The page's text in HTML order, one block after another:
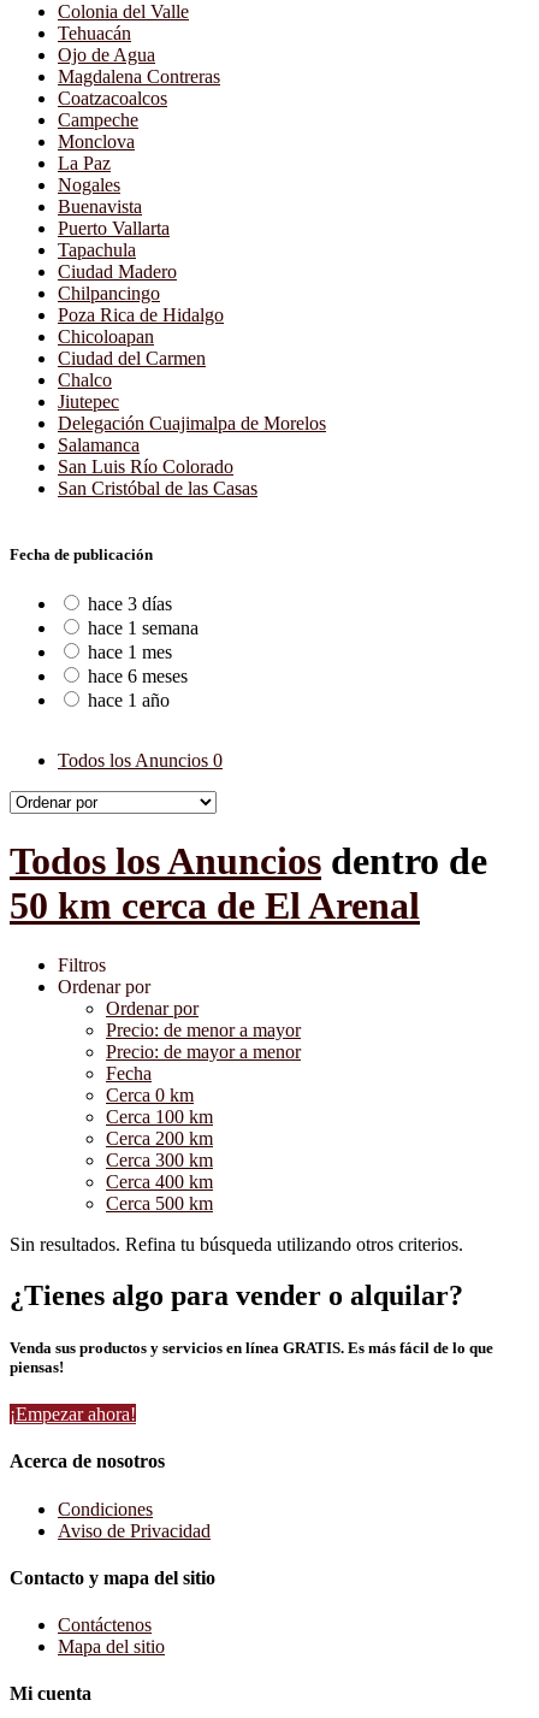
Colonia del Valle
Tehuacán
Ojo de Agua
Magdalena Contreras
Coatzacoalcos
Campeche
Monclova
La Paz
Nogales
Buenavista
Puerto Vallarta
Tapachula
Ciudad Madero
Chilpancingo
Poza Rica de Hidalgo
Chicoloapan
Ciudad del Carmen
Chalco
Jiutepec
Delegación Cuajimalpa de Morelos
Salamanca
San Luis Río Colorado
San Cristóbal de las Casas
Fecha de publicación
hace 3 días
hace 1 semana
hace 1 mes
hace 6 meses
hace 1 año
Todos los Anuncios 0
Todos los Anuncios dentro de
50 km cerca de El Arenal
Filtros
Ordenar por
Ordenar por
Precio: de menor a mayor
Precio: de mayor a menor
Fecha
Cerca 0 km
Cerca 100 km
Cerca 200 km
Cerca 300 km
Cerca 400 km
Cerca 500 km
Sin resultados. Refina tu búsqueda utilizando otros criterios.
¿Tienes algo para vender o alquilar?
Venda sus productos y servicios en línea GRATIS. Es más fácil de lo que
piensas!
¡Empezar ahora!
Acerca de nosotros
Condiciones
Aviso de Privacidad
Contacto y mapa del sitio
Contáctenos
Mapa del sitio
Mi cuenta